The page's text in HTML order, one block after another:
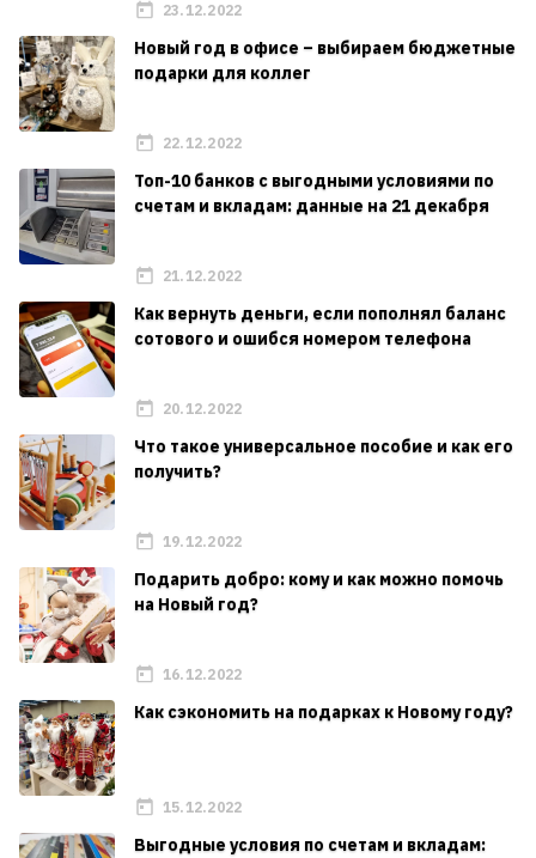
23.12.2022
Новый год в офисе – выбираем бюджетные
подарки для коллег
22.12.2022
Топ-10 банков с выгодными условиями по
счетам и вкладам: данные на 21 декабря
21.12.2022
Как вернуть деньги, если пополнял баланс
сотового и ошибся номером телефона
20.12.2022
Что такое универсальное пособие и как его
получить?
19.12.2022
Подарить добро: кому и как можно помочь
на Новый год?
16.12.2022
Как сэкономить на подарках к Новому году?
15.12.2022
Выгодные условия по счетам и вкладам: